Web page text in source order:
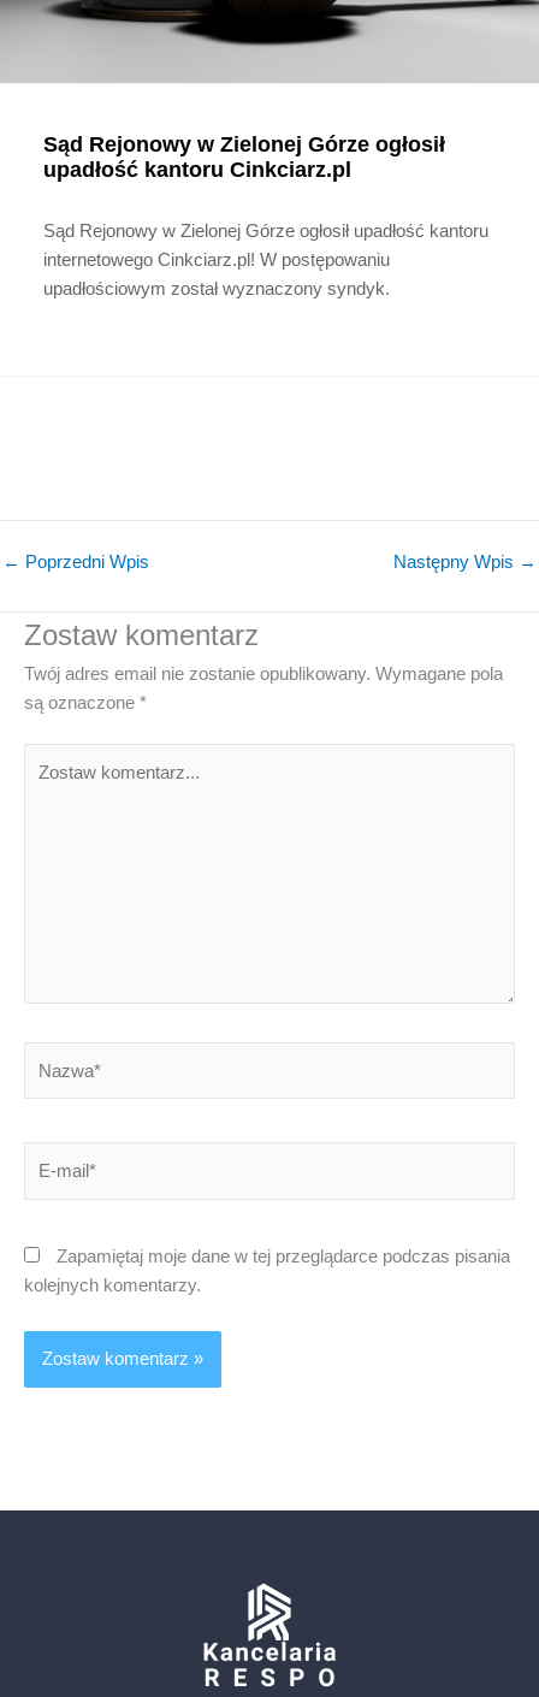
Sąd Rejonowy w Zielonej Górze ogłosił
upadłość kantoru Cinkciarz.pl
Sąd Rejonowy w Zielonej Górze ogłosił upadłość kantoru
internetowego Cinkciarz.pl! W postępowaniu
upadłościowym został wyznaczony syndyk.
← Poprzedni Wpis Następny Wpis →
Zostaw komentarz
Twój adres email nie zostanie opublikowany. Wymagane pola
są oznaczone *
Zapamiętaj moje dane w tej przeglądarce podczas pisania
kolejnych komentarzy.